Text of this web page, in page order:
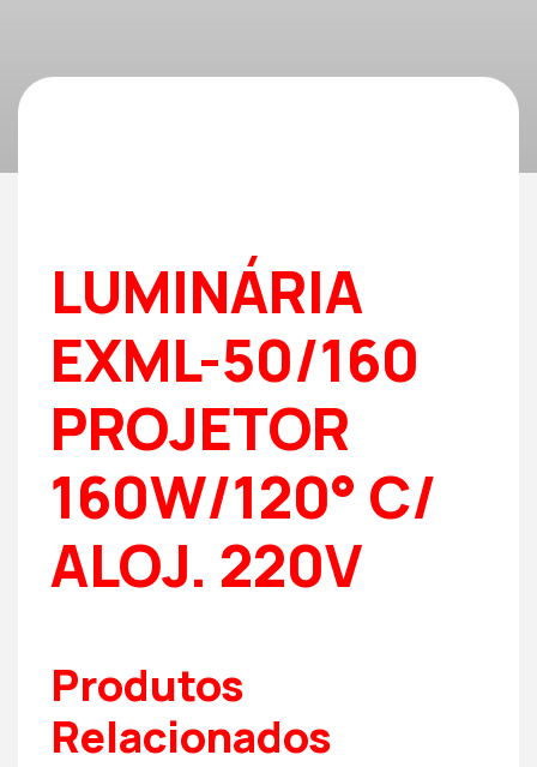
LUMINÁRIA
EXML-50/160
PROJETOR
160W/120° C/
ALOJ. 220V
Produtos
Relacionados